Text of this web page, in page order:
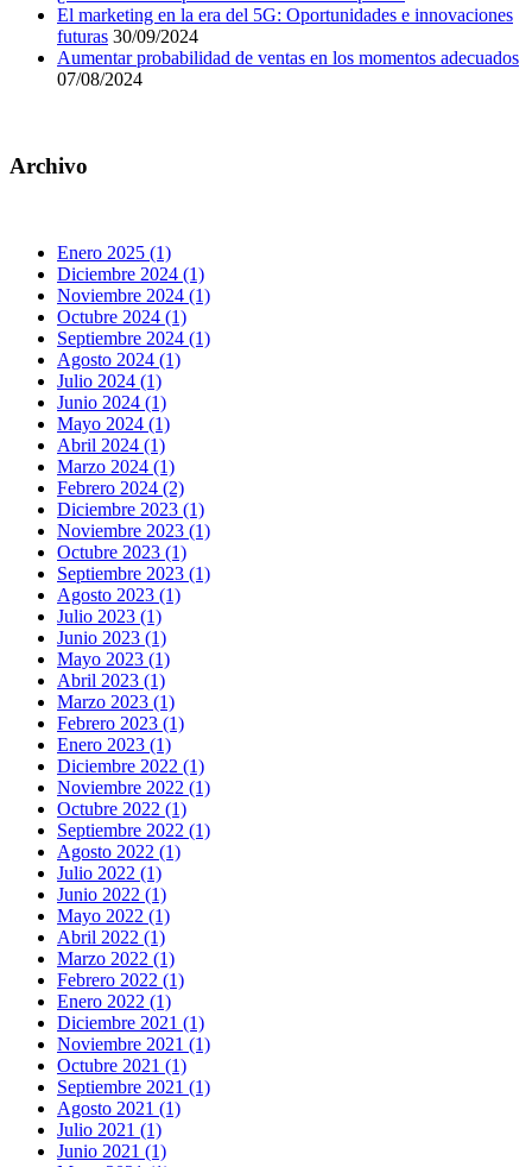
El marketing en la era del 5G: Oportunidades e innovaciones
futuras 30/09/2024
Aumentar probabilidad de ventas en los momentos adecuados
07/08/2024
Archivo
Enero 2025 (1)
Diciembre 2024 (1)
Noviembre 2024 (1)
Octubre 2024 (1)
Septiembre 2024 (1)
Agosto 2024 (1)
Julio 2024 (1)
Junio 2024 (1)
Mayo 2024 (1)
Abril 2024 (1)
Marzo 2024 (1)
Febrero 2024 (2)
Diciembre 2023 (1)
Noviembre 2023 (1)
Octubre 2023 (1)
Septiembre 2023 (1)
Agosto 2023 (1)
Julio 2023 (1)
Junio 2023 (1)
Mayo 2023 (1)
Abril 2023 (1)
Marzo 2023 (1)
Febrero 2023 (1)
Enero 2023 (1)
Diciembre 2022 (1)
Noviembre 2022 (1)
Octubre 2022 (1)
Septiembre 2022 (1)
Agosto 2022 (1)
Julio 2022 (1)
Junio 2022 (1)
Mayo 2022 (1)
Abril 2022 (1)
Marzo 2022 (1)
Febrero 2022 (1)
Enero 2022 (1)
Diciembre 2021 (1)
Noviembre 2021 (1)
Octubre 2021 (1)
Septiembre 2021 (1)
Agosto 2021 (1)
Julio 2021 (1)
Junio 2021 (1)